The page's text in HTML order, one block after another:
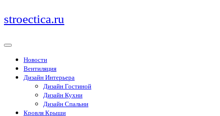
Перейти
к
stroectica.ru
Новости
Вентиляция
Дизайн Интерьера
Дизайн Гостиной
Дизайн Кухни
Дизайн Спальни
Кровля Крыши